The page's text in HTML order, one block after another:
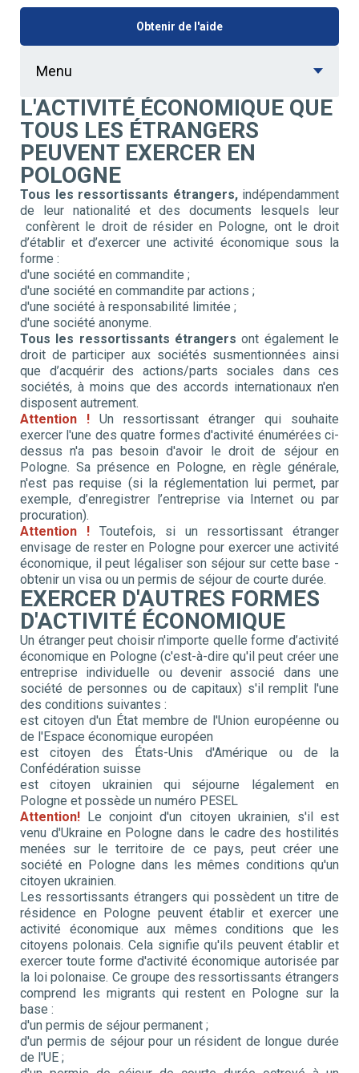
Obtenir de l'aide
Menu
L'ACTIVITÉ ÉCONOMIQUE QUE
TOUS LES ÉTRANGERS
PEUVENT EXERCER EN
POLOGNE
Tous les ressortissants étrangers,indépendamment
de leur nationalité et des documents lesquels leur
confèrent le droit de résider en Pologne, ont le droit
d’établir et d’exercer une activité économique sous la
forme :
d'une société en commandite ;
d'une société en commandite par actions ;
d'une société à responsabilité limitée ;
d'une société anonyme.
Tous les ressortissants étrangersont également le
droit de participer aux sociétés susmentionnées ainsi
que d’acquérir des actions/parts sociales dans ces
sociétés, à moins que des accords internationaux n'en
disposent autrement.
Attention !
Un ressortissant étranger qui souhaite
exercer l'une des quatre formes d'activité énumérées ci-
dessus n'a pas besoin d'avoir le droit de séjour en
Pologne. Sa présence en Pologne, en règle générale,
n'est pas requise (si la réglementation lui permet, par
exemple, d’enregistrer l’entreprise via Internet ou par
procuration).
Attention ! Toutefois, si un ressortissant étranger
envisage de rester en Pologne pour exercer une activité
économique, il peut légaliser son séjour sur cette base -
obtenir un visa ou un permis de séjour de courte durée.
EXERCER D'AUTRES FORMES
D'ACTIVITÉ ÉCONOMIQUE
Un étranger peut choisir n'importe quelle forme d’activité
économique en Pologne (c'est-à-dire qu'il peut créer une
entreprise individuelle ou devenir associé dans une
société de personnes ou de capitaux) s'il remplit l'une
des conditions suivantes :
est citoyen d'un État membre de l'Union européenne ou
de l'Espace économique européen
est citoyen des États-Unis d'Amérique ou de la
Confédération suisse
est citoyen ukrainien qui séjourne légalement en
Pologne et possède un numéro PESEL
Attention! Le conjoint d'un citoyen ukrainien, s'il est
venu d'Ukraine en Pologne dans le cadre des hostilités
menées sur le territoire de ce pays, peut créer une
société en Pologne dans les mêmes conditions qu'un
citoyen ukrainien.
Les ressortissants étrangers qui possèdent un titre de
résidence en Pologne peuvent établir et exercer une
activité économique aux mêmes conditions que les
citoyens polonais. Cela signifie qu'ils peuvent établir et
exercer toute forme d'activité économique autorisée par
la loi polonaise. Ce groupe des ressortissants étrangers
comprend les migrants qui restent en Pologne sur la
base :
d'un permis de séjour permanent ;
d'un permis de séjour pour un résident de longue durée
de l'UE ;